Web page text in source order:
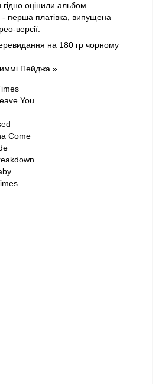
гідно оцінили альбом.
перша платівка, випущена
версії.
на 180 гр чорному
Пейджа.»
You
Come